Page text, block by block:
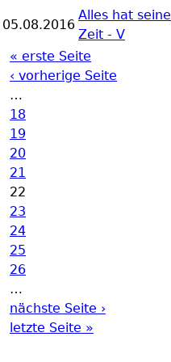
05.08.2016
Alles hat seine
Zeit - V
Seiten
« erste Seite
‹ vorherige Seite
…
18
19
20
21
22
23
24
25
26
…
nächste Seite ›
letzte Seite »